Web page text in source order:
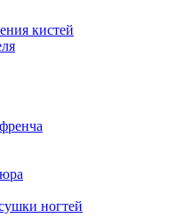
кистей
ногтей